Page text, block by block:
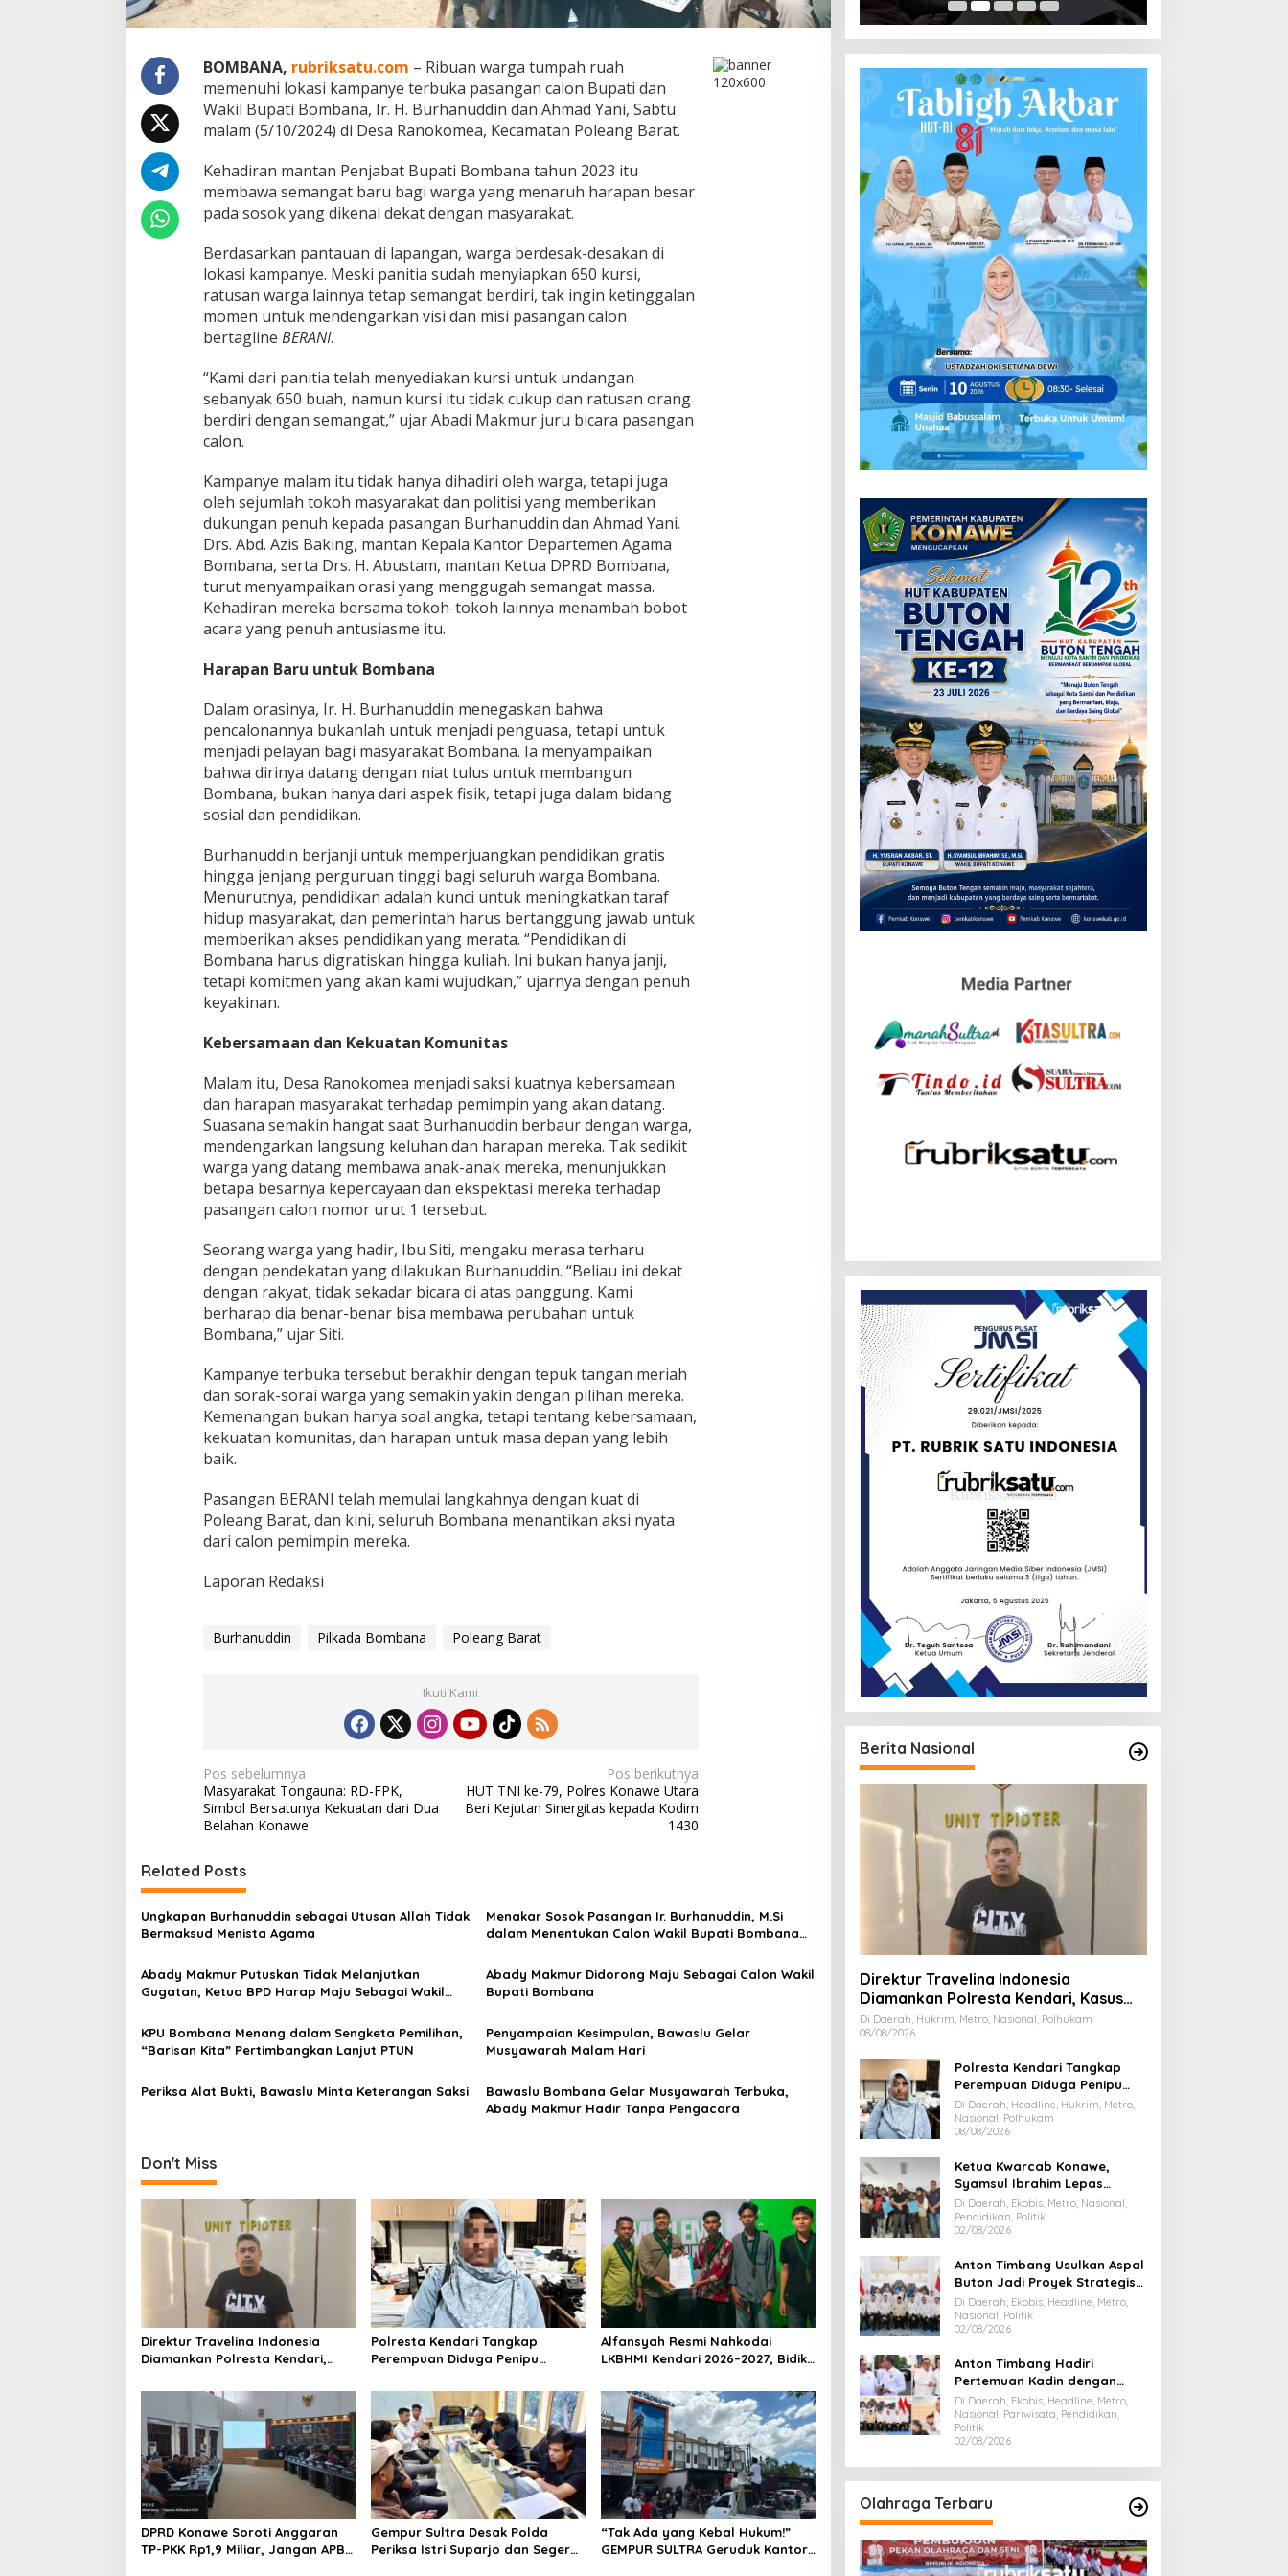
a
B
a
r
a
t
i
b
u
n
W
a
r
g
a
t
u
s
H
a
d
i
K
a
m
n
e
BOMBANA, rubriksatu.com – Ribuan warga tumpah ruah
memenuhi lokasi kampanye terbuka pasangan calon Bupati dan
Wakil Bupati Bombana, Ir. H. Burhanuddin dan Ahmad Yani, Sabtu
malam (5/10/2024) di Desa Ranokomea, Kecamatan Poleang Barat.
Kehadiran mantan Penjabat Bupati Bombana tahun 2023 itu
membawa semangat baru bagi warga yang menaruh harapan besar
pada sosok yang dikenal dekat dengan masyarakat.
Berdasarkan pantauan di lapangan, warga berdesak-desakan di
lokasi kampanye. Meski panitia sudah menyiapkan 650 kursi,
ratusan warga lainnya tetap semangat berdiri, tak ingin ketinggalan
momen untuk mendengarkan visi dan misi pasangan calon
bertagline BERANI.
“Kami dari panitia telah menyediakan kursi untuk undangan
sebanyak 650 buah, namun kursi itu tidak cukup dan ratusan orang
berdiri dengan semangat,” ujar Abadi Makmur juru bicara pasangan
calon.
Kampanye malam itu tidak hanya dihadiri oleh warga, tetapi juga
oleh sejumlah tokoh masyarakat dan politisi yang memberikan
dukungan penuh kepada pasangan Burhanuddin dan Ahmad Yani.
Drs. Abd. Azis Baking, mantan Kepala Kantor Departemen Agama
Bombana, serta Drs. H. Abustam, mantan Ketua DPRD Bombana,
turut menyampaikan orasi yang menggugah semangat massa.
Kehadiran mereka bersama tokoh-tokoh lainnya menambah bobot
acara yang penuh antusiasme itu.
Harapan Baru untuk Bombana
Dalam orasinya, Ir. H. Burhanuddin menegaskan bahwa
pencalonannya bukanlah untuk menjadi penguasa, tetapi untuk
menjadi pelayan bagi masyarakat Bombana. Ia menyampaikan
bahwa dirinya datang dengan niat tulus untuk membangun
Bombana, bukan hanya dari aspek fisik, tetapi juga dalam bidang
sosial dan pendidikan.
Burhanuddin berjanji untuk memperjuangkan pendidikan gratis
hingga jenjang perguruan tinggi bagi seluruh warga Bombana.
Menurutnya, pendidikan adalah kunci untuk meningkatkan taraf
hidup masyarakat, dan pemerintah harus bertanggung jawab untuk
memberikan akses pendidikan yang merata. “Pendidikan di
Bombana harus digratiskan hingga kuliah. Ini bukan hanya janji,
tetapi komitmen yang akan kami wujudkan,” ujarnya dengan penuh
keyakinan.
Kebersamaan dan Kekuatan Komunitas
Malam itu, Desa Ranokomea menjadi saksi kuatnya kebersamaan
dan harapan masyarakat terhadap pemimpin yang akan datang.
Suasana semakin hangat saat Burhanuddin berbaur dengan warga,
mendengarkan langsung keluhan dan harapan mereka. Tak sedikit
warga yang datang membawa anak-anak mereka, menunjukkan
betapa besarnya kepercayaan dan ekspektasi mereka terhadap
pasangan calon nomor urut 1 tersebut.
Seorang warga yang hadir, Ibu Siti, mengaku merasa terharu
dengan pendekatan yang dilakukan Burhanuddin. “Beliau ini dekat
dengan rakyat, tidak sekadar bicara di atas panggung. Kami
berharap dia benar-benar bisa membawa perubahan untuk
Bombana,” ujar Siti.
Kampanye terbuka tersebut berakhir dengan tepuk tangan meriah
dan sorak-sorai warga yang semakin yakin dengan pilihan mereka.
Kemenangan bukan hanya soal angka, tetapi tentang kebersamaan,
kekuatan komunitas, dan harapan untuk masa depan yang lebih
baik.
Pasangan BERANI telah memulai langkahnya dengan kuat di
Poleang Barat, dan kini, seluruh Bombana menantikan aksi nyata
dari calon pemimpin mereka.
Laporan Redaksi
Burhanuddin Pilkada Bombana Poleang Barat
Ikuti Kami
N
a
v
i
g
a
s
i
p
s
Pos sebelumnya
Masyarakat Tongauna: RD-FPK,
Simbol Bersatunya Kekuatan dari Dua
Belahan Konawe
Pos berikutnya
HUT TNI ke-79, Polres Konawe Utara
Beri Kejutan Sinergitas kepada Kodim
1430
Related Posts
Ungkapan Burhanuddin sebagai Utusan Allah Tidak
Bermaksud Menista Agama
Menakar Sosok Pasangan Ir. Burhanuddin, M.Si
dalam Menentukan Calon Wakil Bupati Bombana
Abady Makmur Putuskan Tidak Melanjutkan
Gugatan, Ketua BPD Harap Maju Sebagai Wakil
Abady Makmur Didorong Maju Sebagai Calon Wakil
Bupati Bombana
KPU Bombana Menang dalam Sengketa Pemilihan,
“Barisan Kita” Pertimbangkan Lanjut PTUN
Penyampaian Kesimpulan, Bawaslu Gelar
Musyawarah Malam Hari
Periksa Alat Bukti, Bawaslu Minta Keterangan Saksi
Bawaslu Bombana Gelar Musyawarah Terbuka,
Abady Makmur Hadir Tanpa Pengacara
Don't Miss
Direktur Travelina Indonesia
Diamankan Polresta Kendari,
Umrah Masuk Babak Baru
Polresta Kendari Tangkap
Perempuan Diduga Penipu
Juta
Alfansyah Resmi Nahkodai
LKBHMI Kendari 2026–2027, Bidik
DPRD Konawe Soroti Anggaran
TP-PKK Rp1,9 Miliar, Jangan APBD
Gempur Sultra Desak Polda
Periksa Istri Suparjo dan Segera
“Tak Ada yang Kebal Hukum!”
GEMPUR SULTRA Geruduk Kantor
Berita Nasional
Direktur Travelina Indonesia
Diamankan Polresta Kendari, Kasus
Penelantaran Jemaah Umrah Masuk
Babak Baru
Di Daerah, Hukrim, Metro, Nasional, Polhukam
08/08/2026
Polresta Kendari Tangkap
Perempuan Diduga Penipu
Proyek, Korban Rugi Rp588,1
Juta
Di Daerah, Headline, Hukrim, Metro,
Nasional, Polhukam
08/08/2026
Ketua Kwarcab Konawe,
Syamsul Ibrahim Lepas
Kontingen Jamnas XII 2026
Di Daerah, Ekobis, Metro, Nasional,
Pendidikan, Politik
02/08/2026
Anton Timbang Usulkan Aspal
Buton Jadi Proyek Strategis
Nasional
Di Daerah, Ekobis, Headline, Metro,
Nasional, Politik
02/08/2026
Anton Timbang Hadiri
Pertemuan Kadin dengan
Presiden Prabowo, Bawa Misi
Majukan Ekonomi Sultra
Di Daerah, Ekobis, Headline, Metro,
Nasional, Pariwisata, Pendidikan,
Politik
02/08/2026
Olahraga Terbaru